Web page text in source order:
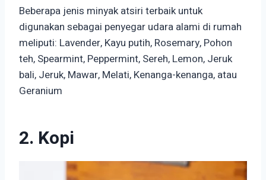
Beberapa jenis minyak atsiri terbaik untuk
digunakan sebagai penyegar udara alami di rumah
meliputi: Lavender, Kayu putih, Rosemary, Pohon
teh, Spearmint, Peppermint, Sereh, Lemon, Jeruk
bali, Jeruk, Mawar, Melati, Kenanga-kenanga, atau
Geranium
2. Kopi